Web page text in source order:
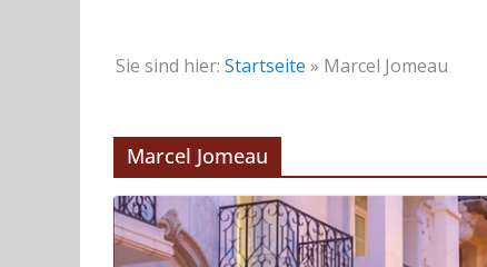
Sie sind hier: Startseite » Marcel Jomeau
Marcel Jomeau